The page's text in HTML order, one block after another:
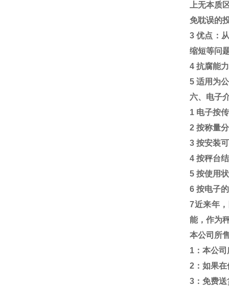
上无本质
免耽误的
3优点：
缩短等问
4抗腐能
5适用为
六、电子
1 电子按
2按称量
3按安装
4按秤台
5按使用
6按电子
7近来年
能，作为
本公司所
1 ：本公
2 ：如果
3 ：免费